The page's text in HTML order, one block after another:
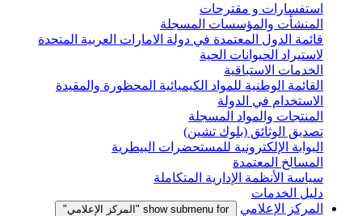
استفسارات و مقترحات
المنشأت والمؤسسات المسجلة
قائمة الدول المعتمدة في دولة الامارات العربية المتحدة
لاستيراد الحيوانات الحية
الخدمات الاستباقية
القائمة الوطنية للمواد الكيميائية المحظورة والمقيدة
الاستخدام في الدولة
المنتجات والمواد المسجلة
تصديق الوثائق (بلوك تشين)
البوابة الإلكترونية للمستحضرات البيطرية
المسالخ المعتمدة
سياسة الأنظمة الإدارية المتكاملة
دليل الخدمات
المركز الإعلامي
show submenu for "المركز الإعلامي"